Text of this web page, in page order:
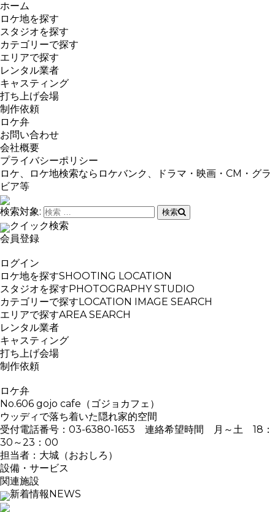
ホーム
ロケ地を探す
スタジオを探す
カテゴリーで探す
エリアで探す
レンタル業者
キャスティング
打ち上げ会場
制作依頼
ロケ弁
お問い合わせ
会社概要
プライバシーポリシー
ロケ、ロケ地検索ならロケバンク、ドラマ・映画・CM・グラ
ビア等
検索対象: 検索
クイック検索
会員登録
ログイン
ロケ地を探すSHOOTING LOCATION
スタジオを探すPHOTOGRAPHY STUDIO
カテゴリーで探すLOCATION IMAGE SEARCH
エリアで探すAREA SEARCH
レンタル業者
キャスティング
打ち上げ会場
制作依頼
ロケ弁
No.606 gojo cafe（ゴジョカフェ）
ウッディで落ち着いた隠れ家的空間
受付電話番号：03-6380-1653 連絡希望時間 月～土 18：
30～23：00
担当者：大城（おおしろ）
設備・サービス
関連施設
新着情報NEWS